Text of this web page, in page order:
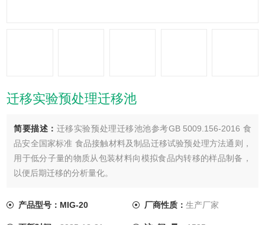
迁移实验预处理迁移池
简要描述： 迁移实验预处理迁移池池参考GB 5009.156-2016 食
品安全国家标准 食品接触材料及制品迁移试验预处理方法通则，
用于低分子量的物质从包装材料向模拟食品内转移的样品制备，
以便后期迁移的分析量化。
产品型号：MIG-20 厂商性质： 生产厂家